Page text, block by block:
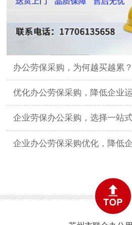
办公劳保采购，为何越买越累？
优化办公劳保采购，降低企业
企业劳保办公采购，选择一站
企业办公劳保采购优化，降低